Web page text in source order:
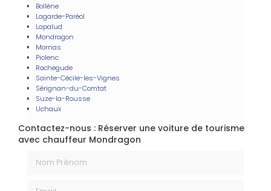
Bollène
Lagarde-Paréol
Lapalud
Mondragon
Mornas
Piolenc
Rochegude
Sainte-Cécile-les-Vignes
Sérignan-du-Comtat
Suze-la-Rousse
Uchaux
Contactez-nous : Réserver une voiture de tourisme
avec chauffeur Mondragon